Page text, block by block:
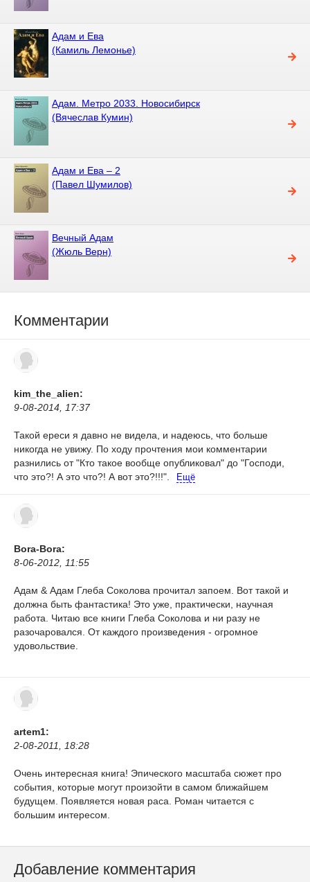
Адам и Ева
(Камиль Лемонье)
Адам. Метро 2033. Новосибирск
(Вячеслав Кумин)
Адам и Ева – 2
(Павел Шумилов)
Вечный Адам
(Жюль Верн)
Комментарии
kim_the_alien:
9-08-2014, 17:37
Такой ереси я давно не видела, и надеюсь, что больше
никогда не увижу. По ходу прочтения мои комментарии
разнились от "Кто такое вообще опубликовал" до "Господи,
что это?! А это что?! А вот это?!!!".
Ещё
Bora-Bora:
8-06-2012, 11:55
Адам & Адам Глеба Соколова прочитал запоем. Вот такой и
должна быть фантастика! Это уже, практически, научная
работа. Читаю все книги Глеба Соколова и ни разу не
разочаровался. От каждого произведения - огромное
удовольствие.
artem1:
2-08-2011, 18:28
Очень интересная книга! Эпического масштаба сюжет про
события, которые могут произойти в самом ближайшем
будущем. Появляется новая раса. Роман читается с
большим интересом.
Добавление комментария